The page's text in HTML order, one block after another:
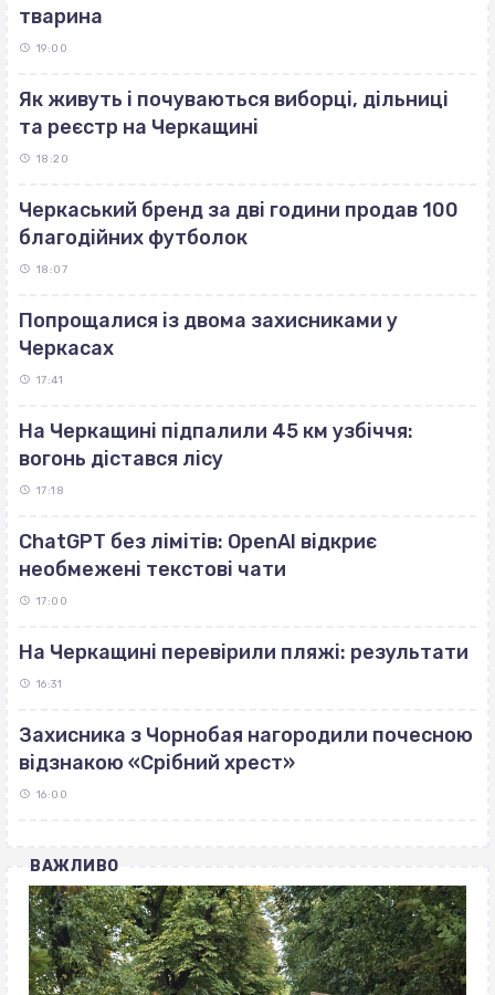
тварина
19:00
Як живуть і почуваються виборці, дільниці
та реєстр на Черкащині
18:20
Черкаський бренд за дві години продав 100
благодійних футболок
18:07
Попрощалися із двома захисниками у
Черкасах
17:41
На Черкащині підпалили 45 км узбіччя:
вогонь дістався лісу
17:18
ChatGPT без лімітів: OpenAI відкриє
необмежені текстові чати
17:00
На Черкащині перевірили пляжі: результати
16:31
Захисника з Чорнобая нагородили почесною
відзнакою «Срібний хрест»
16:00
ВАЖЛИВО